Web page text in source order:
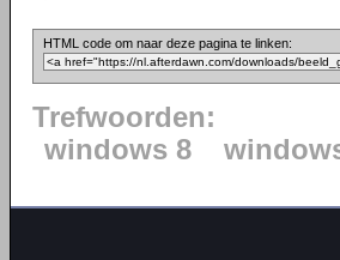
HTML code om naar deze pagina te linken:
Trefwoorden:
windows 8